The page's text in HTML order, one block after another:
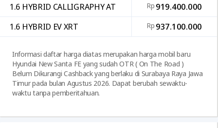
1.6 HYBRID CALLIGRAPHY AT
Rp 919.400.000
1.6 HYBRID EV XRT
Rp 937.100.000
Informasi daftar harga diatas merupakan harga mobil baru
Hyundai New Santa FE yang sudah OTR ( On The Road )
Belum Dikurangi Cashback yang berlaku di Surabaya Raya Jawa
Timur pada bulan Agustus 2026. Dapat berubah sewaktu-
waktu tanpa pemberitahuan.